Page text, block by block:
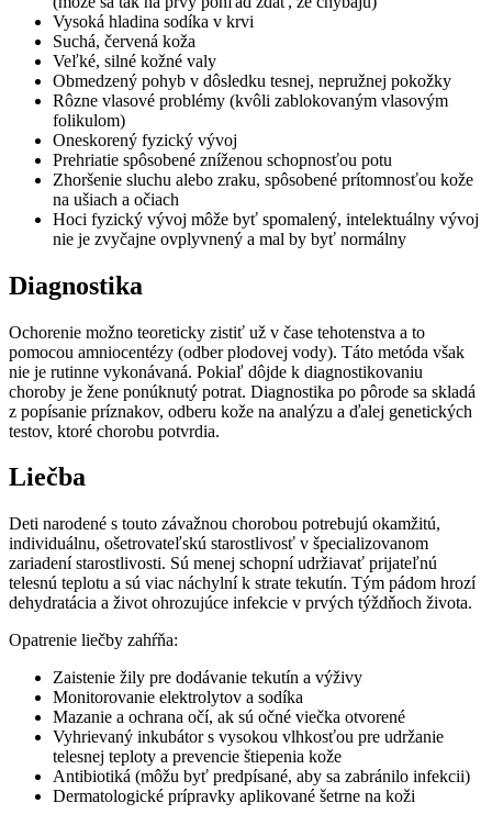
Vysoká hladina sodíka v krvi
Suchá, červená koža
Veľké, silné kožné valy
Obmedzený pohyb v dôsledku tesnej, nepružnej pokožky
Rôzne vlasové problémy (kvôli zablokovaným vlasovým
folikulom)
Oneskorený fyzický vývoj
Prehriatie spôsobené zníženou schopnosťou potu
Zhoršenie sluchu alebo zraku, spôsobené prítomnosťou kože
na ušiach a očiach
Hoci fyzický vývoj môže byť spomalený, intelektuálny vývoj
nie je zvyčajne ovplyvnený a mal by byť normálny
Diagnostika
Ochorenie možno teoreticky zistiť už v čase tehotenstva a to
pomocou amniocentézy (odber plodovej vody). Táto metóda však
nie je rutinne vykonávaná. Pokiaľ dôjde k diagnostikovaniu
choroby je žene ponúknutý potrat. Diagnostika po pôrode sa skladá
z popísanie príznakov, odberu kože na analýzu a ďalej genetických
testov, ktoré chorobu potvrdia.
Liečba
Deti narodené s touto závažnou chorobou potrebujú okamžitú,
individuálnu, ošetrovateľskú starostlivosť v špecializovanom
zariadení starostlivosti. Sú menej schopní udržiavať prijateľnú
telesnú teplotu a sú viac náchylní k strate tekutín. Tým pádom hrozí
dehydratácia a život ohrozujúce infekcie v prvých týždňoch života.
Opatrenie liečby zahŕňa:
Zaistenie žily pre dodávanie tekutín a výživy
Monitorovanie elektrolytov a sodíka
Mazanie a ochrana očí, ak sú očné viečka otvorené
Vyhrievaný inkubátor s vysokou vlhkosťou pre udržanie
telesnej teploty a prevencie štiepenia kože
Antibiotiká (môžu byť predpísané, aby sa zabránilo infekcii)
Dermatologické prípravky aplikované šetrne na koži